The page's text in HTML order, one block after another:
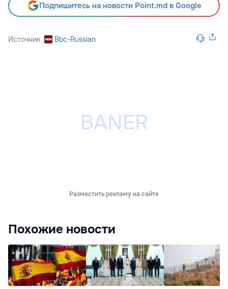
Подпишитесь на новости Point.md в Google
Источник Bbc-Russian
Разместить рекламу на сайте
Похожие новости